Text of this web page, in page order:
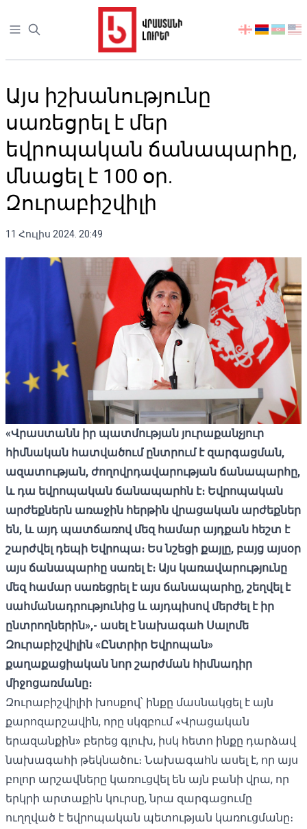
Open sidebar
აირჩიეთ
Այս իշխանությունը
սառեցրել է մեր
եվրոպական ճանապարհը,
մնացել է 100 օր.
Զուրաբիշվիլի
11 Հուլիս 2024. 20:49
«Վրաստանն իր պատմության յուրաքանչյուր
հիմնական հատվածում ընտրում է զարգացման,
ազատության, ժողովրդավարության ճանապարհը,
և դա եվրոպական ճանապարհն է։ Եվրոպական
արժեքներն առաջին հերթին վրացական արժեքներ
են, և այդ պատճառով մեզ համար այդքան հեշտ է
շարժվել դեպի Եվրոպա։ Ես նշեցի քայլը, բայց այսօր
այս ճանապարհը սառել է։ Այս կառավարությունը
մեզ համար սառեցրել է այս ճանապարհը, շեղվել է
սահմանադրությունից և այդպիսով մերժել է իր
ընտրողներին»,- ասել է նախագահ Սալոմե
Զուրաբիշվիլին «Ընտրիր Եվրոպան»
քաղաքացիական նոր շարժման հիմնադիր
միջոցառմանը։
Զուրաբիշվիլիի խոսքով՝ ինքը մասնակցել է այն
քարոզարշավին, որը սկզբում «Վրացական
երազանքին» բերեց գլուխ, իսկ հետո ինքը դարձավ
նախագահի թեկնածու։ Նախագահն ասել է, որ այս
բոլոր արշավները կառուցվել են այն բանի վրա, որ
երկրի արտաքին կուրսը, նրա զարգացումը
ուղղված է եվրոպական պետության կառուցմանը։